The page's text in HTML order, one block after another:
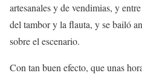
artesanales y de vendimias, y
del tambor y la flauta, y se bailó
sobre el escenario.
Con tan buen efecto, que unas